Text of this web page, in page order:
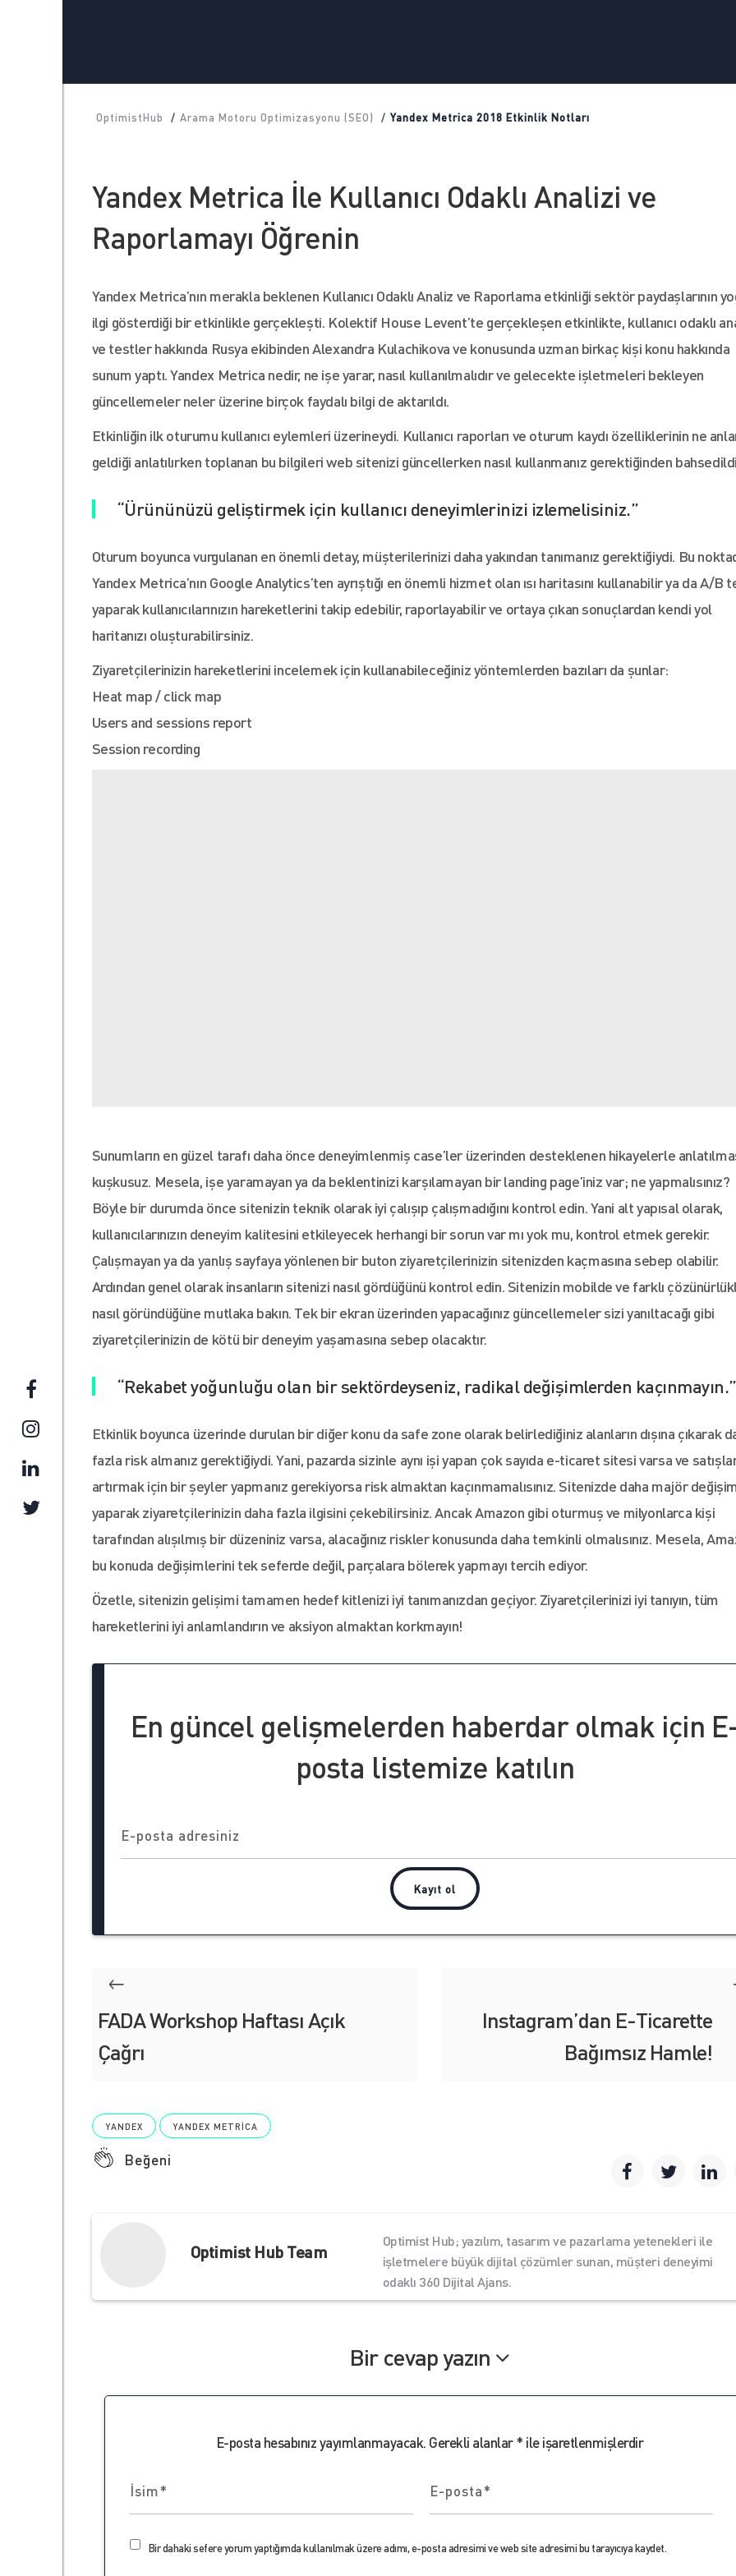
OptimistHub / Arama Motoru Optimizasyonu (SEO) / Yandex Metrica 2018 Etkinlik Notları
Yandex Metrica İle Kullanıcı Odaklı Analizi ve
Raporlamayı Öğrenin
Yandex Metrica’nın merakla beklenen Kullanıcı Odaklı Analiz ve Raporlama etkinliği sektör paydaşlarının
ilgi gösterdiği bir etkinlikle gerçekleşti. Kolektif House Levent’te gerçekleşen etkinlikte, kullanıcı odaklı
ve testler hakkında Rusya ekibinden Alexandra Kulachikova ve konusunda uzman birkaç kişi konu hakkında
sunum yaptı. Yandex Metrica nedir, ne işe yarar, nasıl kullanılmalıdır ve gelecekte işletmeleri bekleyen
güncellemeler neler üzerine birçok faydalı bilgi de aktarıldı.
Etkinliğin ilk oturumu kullanıcı eylemleri üzerineydi. Kullanıcı raporları ve oturum kaydı özelliklerinin ne
geldiği anlatılırken toplanan bu bilgileri web sitenizi güncellerken nasıl kullanmanız gerektiğinden
“Ürününüzü geliştirmek için kullanıcı deneyimlerinizi izlemelisiniz.”
Oturum boyunca vurgulanan en önemli detay, müşterilerinizi daha yakından tanımanız gerektiğiydi. Bu
Yandex Metrica’nın Google Analytics’ten ayrıştığı en önemli hizmet olan ısı haritasını kullanabilir ya da A/B
yaparak kullanıcılarınızın hareketlerini takip edebilir, raporlayabilir ve ortaya çıkan sonuçlardan kendi yol
haritanızı oluşturabilirsiniz.
Ziyaretçilerinizin hareketlerini incelemek için kullanabileceğiniz yöntemlerden bazıları da şunlar:
Heat map / click map
Users and sessions report
Session recording
Sunumların en güzel tarafı daha önce deneyimlenmiş case’ler üzerinden desteklenen hikayelerle
kuşkusuz. Mesela, işe yaramayan ya da beklentinizi karşılamayan bir landing page’iniz var; ne yapmalısınız?
Böyle bir durumda önce sitenizin teknik olarak iyi çalışıp çalışmadığını kontrol edin. Yani alt yapısal olarak,
kullanıcılarınızın deneyim kalitesini etkileyecek herhangi bir sorun var mı yok mu, kontrol etmek gerekir.
Çalışmayan ya da yanlış sayfaya yönlenen bir buton ziyaretçilerinizin sitenizden kaçmasına sebep olabilir.
Ardından genel olarak insanların sitenizi nasıl gördüğünü kontrol edin. Sitenizin mobilde ve farklı
nasıl göründüğüne mutlaka bakın. Tek bir ekran üzerinden yapacağınız güncellemeler sizi yanıltacağı gibi
ziyaretçilerinizin de kötü bir deneyim yaşamasına sebep olacaktır.
“Rekabet yoğunluğu olan bir sektördeyseniz, radikal değişimlerden kaçınmayın.”
Etkinlik boyunca üzerinde durulan bir diğer konu da safe zone olarak belirlediğiniz alanların dışına çıkarak
fazla risk almanız gerektiğiydi. Yani, pazarda sizinle aynı işi yapan çok sayıda e-ticaret sitesi varsa ve
artırmak için bir şeyler yapmanız gerekiyorsa risk almaktan kaçınmamalısınız. Sitenizde daha majör
yaparak ziyaretçilerinizin daha fazla ilgisini çekebilirsiniz. Ancak Amazon gibi oturmuş ve milyonlarca kişi
tarafından alışılmış bir düzeniniz varsa, alacağınız riskler konusunda daha temkinli olmalısınız. Mesela,
bu konuda değişimlerini tek seferde değil, parçalara bölerek yapmayı tercih ediyor.
Özetle, sitenizin gelişimi tamamen hedef kitlenizi iyi tanımanızdan geçiyor. Ziyaretçilerinizi iyi tanıyın, tüm
hareketlerini iyi anlamlandırın ve aksiyon almaktan korkmayın!
En güncel gelişmelerden haberdar olmak için
posta listemize katılın
FADA Workshop Haftası Açık
Çağrı
Instagram’dan E-Ticarette
Bağımsız Hamle!
YANDEX YANDEX METRICA
Beğeni
Optimist Hub Team
Optimist Hub; yazılım, tasarım ve pazarlama yetenekleri ile
işletmelere büyük dijital çözümler sunan, müşteri deneyimi
odaklı 360 Dijital Ajans.
Bir cevap yazın
E-posta hesabınız yayımlanmayacak. Gerekli alanlar* ile işaretlenmişlerdir
Bir dahaki sefere yorum yaptığımda kullanılmak üzere adımı, e-posta adresimi ve web site adresimi bu tarayıcıya kaydet.